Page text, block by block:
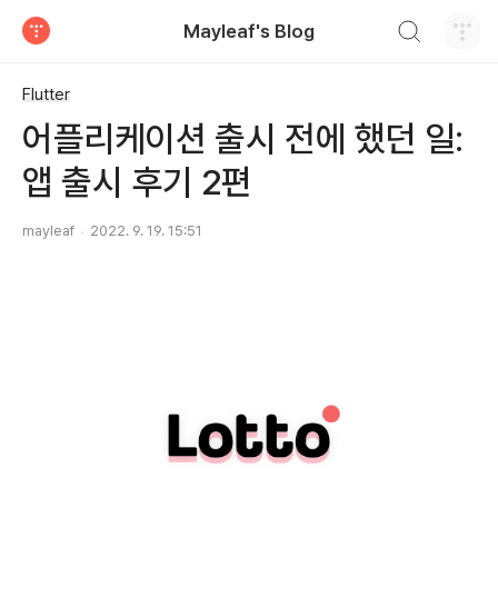
Mayleaf's Blog
Flutter
어플리케이션 출시 전에 했던 일:
앱 출시 후기 2편
mayleaf 2022. 9. 19. 15:51